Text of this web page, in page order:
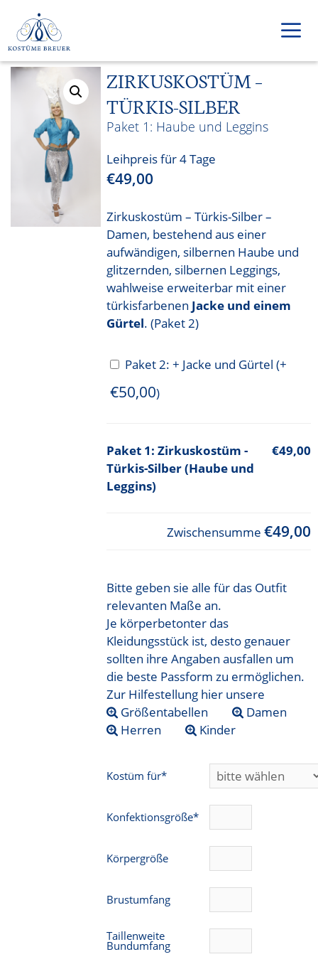
Inhalt
springen
ZIRKUSKOSTÜM –
TÜRKIS-SILBER
Haube und Leggins
Leihpreis für 4 Tage
€49,00
Zirkuskostüm – Türkis-Silber –
Damen, bestehend aus einer
aufwändigen, silbernen Haube und
glitzernden, silbernen Leggings,
wahlweise erweiterbar mit einer
türkisfarbenen Jacke und einem
Gürtel. (Paket 2)
Paket 2: + Jacke und Gürtel(+
€50,00)
Zirkuskostüm -
Türkis-Silber (Haube und
Leggins)
€49,00
Zwischensumme €49,00
Bitte geben sie alle für das Outfit
relevanten Maße an.
Je körperbetonter das
Kleidungsstück ist, desto genauer
sollten ihre Angaben ausfallen um
die beste Passform zu ermöglichen.
Zur Hilfestellung hier unsere
Größentabellen
Damen
Herren
Kinder
Kostüm für*
Konfektionsgröße*
Körpergröße
Brustumfang
Taillenweite
Bundumfang